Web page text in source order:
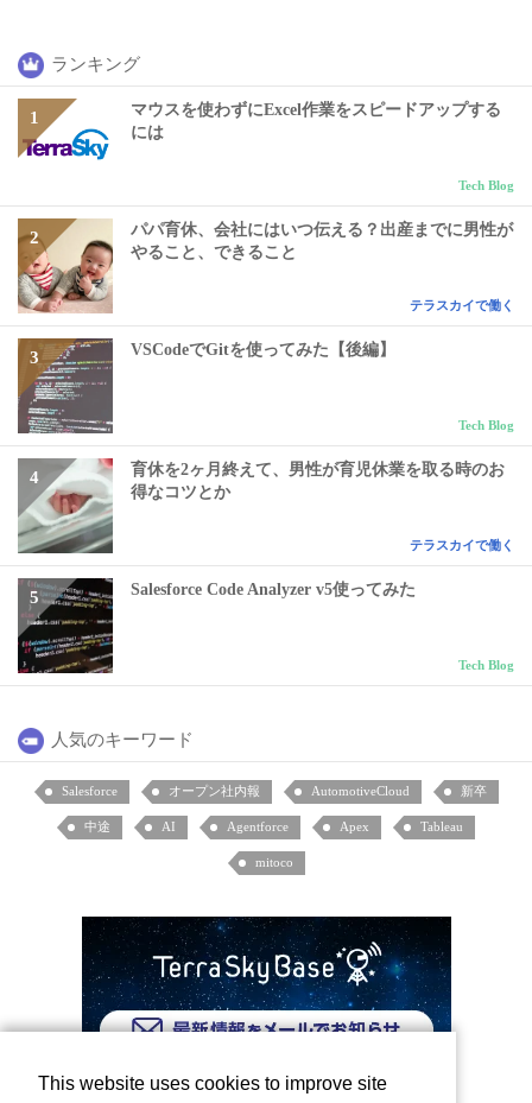
ランキング
マウスを使わずにExcel作業をスピードアップする
には
Tech Blog
パパ育休、会社にはいつ伝える？出産までに男性が
やること、できること
テラスカイで働く
VSCodeでGitを使ってみた【後編】
Tech Blog
育休を2ヶ月終えて、男性が育児休業を取る時のお
得なコツとか
テラスカイで働く
Salesforce Code Analyzer v5使ってみた
Tech Blog
人気のキーワード
Salesforce オープン社内報 AutomotiveCloud 新卒
中途 AI Agentforce Apex Tableau
mitoco
This website uses cookies to improve site